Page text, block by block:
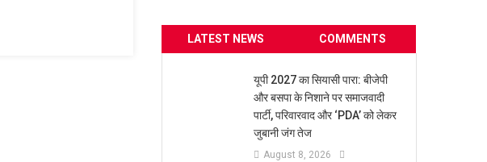
LATEST NEWS COMMENTS
यूपी 2027 का सियासी पारा: बीजेपी
और बसपा के निशाने पर समाजवादी
पार्टी, परिवारवाद और ‘PDA’ को लेकर
जुबानी जंग तेज
August 8, 2026